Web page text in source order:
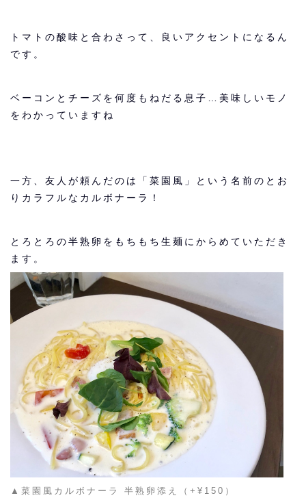
トマトの酸味と合わさって、良いアクセントになるん
です。
ベーコンとチーズを何度もねだる息子…美味しいモノ
をわかっていますね
一方、友人が頼んだのは「菜園風」という名前のとお
りカラフルなカルボナーラ！
とろとろの半熟卵をもちもち生麺にからめていただき
ます。
▲菜園風カルボナーラ 半熟卵添え （+¥150）